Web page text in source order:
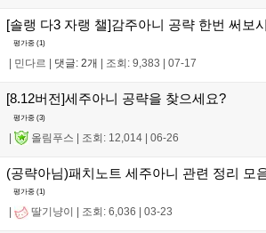
[솔랭 다3 자랭 챌]감주아니 공략 한번 써보
평가중 (1)
민다르 댓글: 2개 조회: 9,383 07-17
[8.12버전]세주아니 공략을 찾으세요?
평가중 (3)
| 올림푸스 | 조회: 12,014 | 06-26
(공략아님)패치노트 세주아니 관련 정리 모
평가중 (1)
딸기냥이 조회: 6,036 03-23